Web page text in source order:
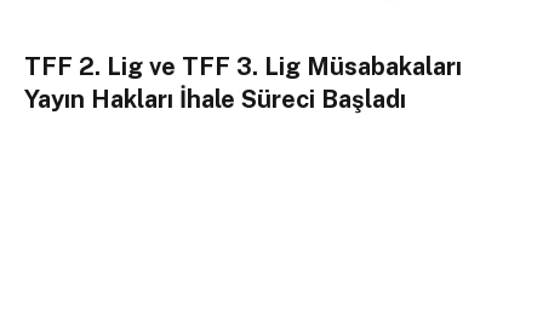
TFF 2. Lig ve TFF 3. Lig Müsabakaları
Yayın Hakları İhale Süreci Başladı